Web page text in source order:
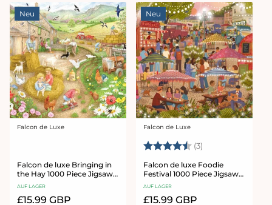
Neu
Anbieter:
Falcon de Luxe
Falcon de luxe Bringing in
the Hay 1000 Piece Jigsaw
Puzzle
AUF LAGER
Normaler
£15.99 GBP
Neu
Anbieter:
Falcon de Luxe
Bewertung:(3)
Falcon de luxe Foodie
Festival 1000 Piece Jigsaw
Puzzle
AUF LAGER
Normaler
£15.99 GBP